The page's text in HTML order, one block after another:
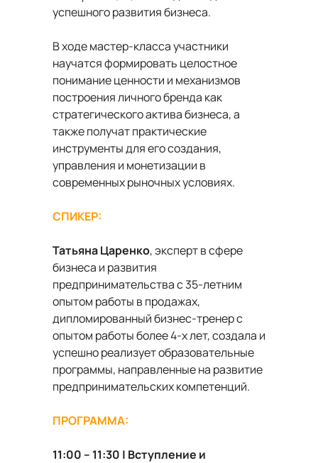
успешного развития бизнеса.
В ходе мастер-класса участники
научатся формировать целостное
понимание ценности и механизмов
построения личного бренда как
стратегического актива бизнеса, а
также получат практические
инструменты для его создания,
управления и монетизации в
современных рыночных условиях.
СПИКЕР:
Татьяна Царенко, эксперт в сфере
бизнеса и развития
предпринимательства с 35-летним
опытом работы в продажах,
дипломированный бизнес-тренер с
опытом работы более 4-х лет, создала и
успешно реализует образовательные
программы, направленные на развитие
предпринимательских компетенций.
ПРОГРАММА:
11:00 – 11:30 | Вступление и